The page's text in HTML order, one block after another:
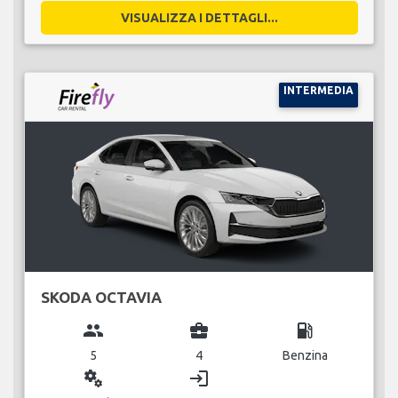
VISUALIZZA I DETTAGLI...
INTERMEDIA
SKODA OCTAVIA
group
5
business_center
4
local_gas_station
Benzina
miscellaneous_services login